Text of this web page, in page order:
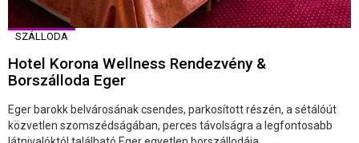
SZÁLLODA
Hotel Korona Wellness Rendezvény &
Borszálloda Eger
Eger barokk belvárosának csendes, parkosított részén, a sétálóút
közvetlen szomszédságában, perces távolságra a legfontosabb